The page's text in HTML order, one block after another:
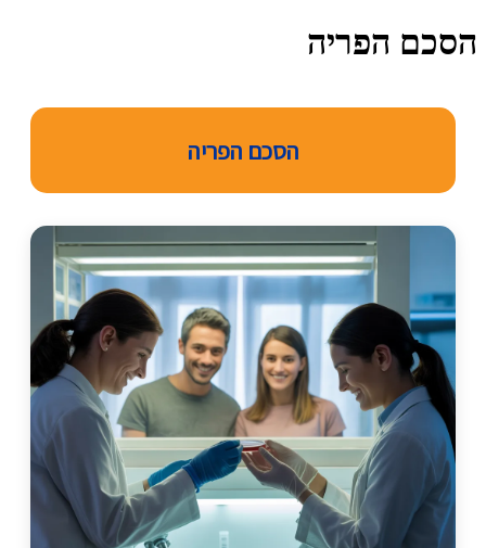
הסכם הפריה
הסכם הפריה